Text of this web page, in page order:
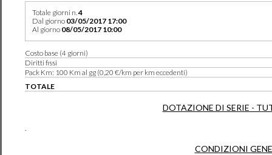
Totale giorni n.4
Dal giorno 03/05/2017 17:00
Al giorno 08/05/2017 10:00
Costo base (4 giorni)
Diritti fissi
Pack Km: 100 Km al gg (0,20 €/km per km eccedenti)
TOTALE
DOTAZIONE DI SERIE -
.
CONDIZIONI